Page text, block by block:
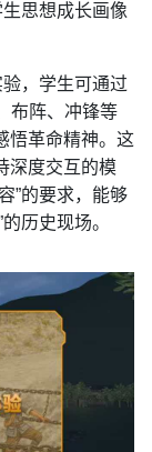
思想成长画像
验，学生可通过
布阵、冲锋等
悟革命精神。这
深度交互的模
”的要求，能够
历史现场。